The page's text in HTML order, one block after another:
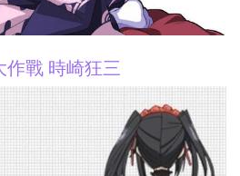
作戰 時崎狂三